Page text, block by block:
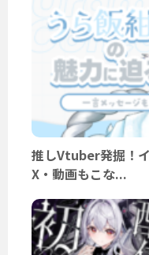
推しVtuber発掘！
X・動画もこな...